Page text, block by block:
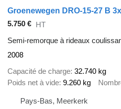
5.750 € HT
Semi-remorque à rideaux
2008
Capacité de charge 32.740 kg
Poids net à vide 9.260 kg
Pays-Bas, Meerkerk